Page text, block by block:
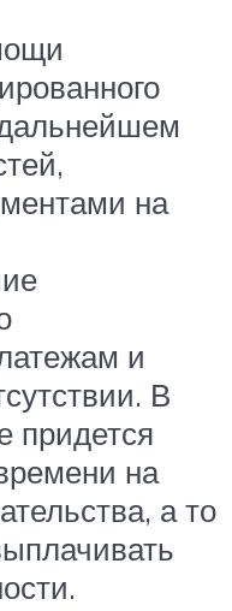
на
и
В
придется
на
а то